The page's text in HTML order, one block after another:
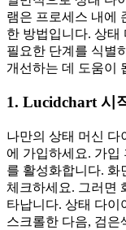
램은 프로세스 내에
한 방법입니다. 상태
필요한 단계를 식별
개선하는 데 도움이
1. Lucidchart 시
나만의 상태 머신 다
에 가입하세요. 가입
를 활성화합니다.
체크하세요. 그러면
타납니다. 상태 다이
스크롤한 다음, 검은